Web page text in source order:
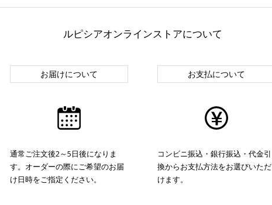
ルピシアオンラインストアについて
お届けについて
通常ご注文後2～5日後になりま
す。オーダーの際にご希望のお届
け日時をご指定ください。
お支払について
コンビニ振込・銀行振込・代金引
換からお支払方法をお選びいただ
けます。